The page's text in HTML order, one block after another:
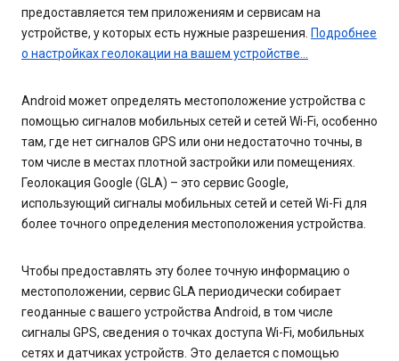
предоставляется тем приложениям и сервисам на
устройстве, у которых есть нужные разрешения. Подробнее
о настройках геолокации на вашем устройстве…
Android может определять местоположение устройства с
помощью сигналов мобильных сетей и сетей Wi-Fi, особенно
там, где нет сигналов GPS или они недостаточно точны, в
том числе в местах плотной застройки или помещениях.
Геолокация Google (GLA) – это сервис Google,
использующий сигналы мобильных сетей и сетей Wi-Fi для
более точного определения местоположения устройства.
Чтобы предоставлять эту более точную информацию о
местоположении, сервис GLA периодически собирает
геоданные с вашего устройства Android, в том числе
сигналы GPS, сведения о точках доступа Wi-Fi, мобильных
сетях и датчиках устройств. Это делается с помощью